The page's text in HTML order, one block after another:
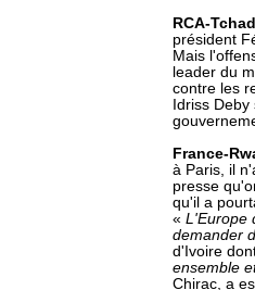
RCA-
président
Mais
leader du
contre les
Idriss
France-
à Paris, il
presse
qu'il a
« L'Europe
demander
d'Ivoire
ensemble
Chirac, a